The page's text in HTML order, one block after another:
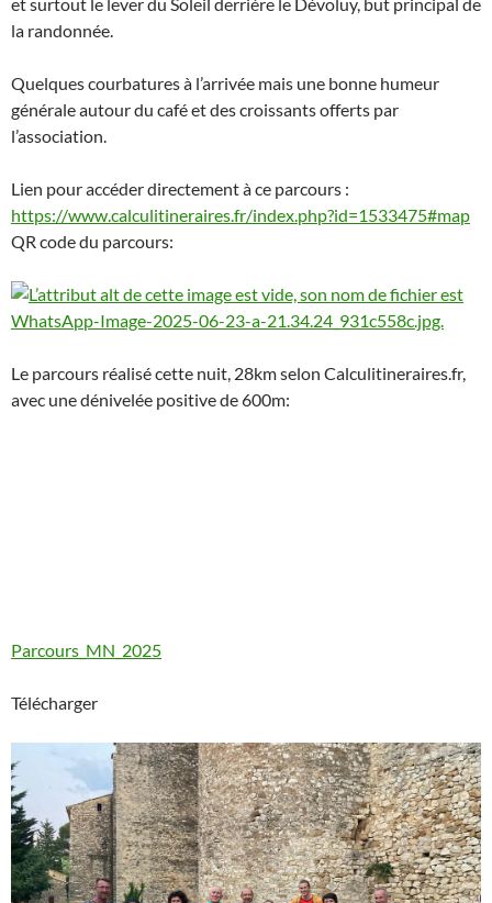
la randonnée.
Quelques courbatures à l’arrivée mais une bonne humeur
générale autour du café et des croissants offerts par
l’association.
Lien pour accéder directement à ce parcours :
https://www.calculitineraires.fr/index.php?id=1533475#map
QR code du parcours:
Le parcours réalisé cette nuit, 28km selon Calculitineraires.fr,
avec une dénivelée positive de 600m:
Parcours_MN_2025
Télécharger